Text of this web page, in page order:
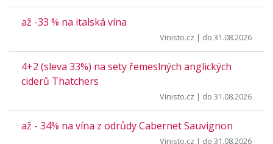
až -33 % na italská vína
Vinisto.cz | do 31.08.2026
4+2 (sleva 33%) na sety řemeslných anglických
ciderů Thatchers
Vinisto.cz | do 31.08.2026
až - 34% na vína z odrůdy Cabernet Sauvignon
Vinisto.cz | do 31.08.2026